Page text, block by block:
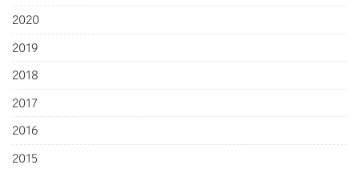
2020
2019
2018
2017
2016
2015